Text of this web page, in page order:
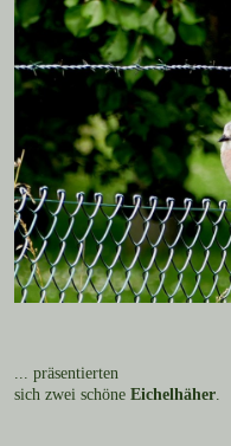
... präsentierten
sich zwei schöne Eichelhäher